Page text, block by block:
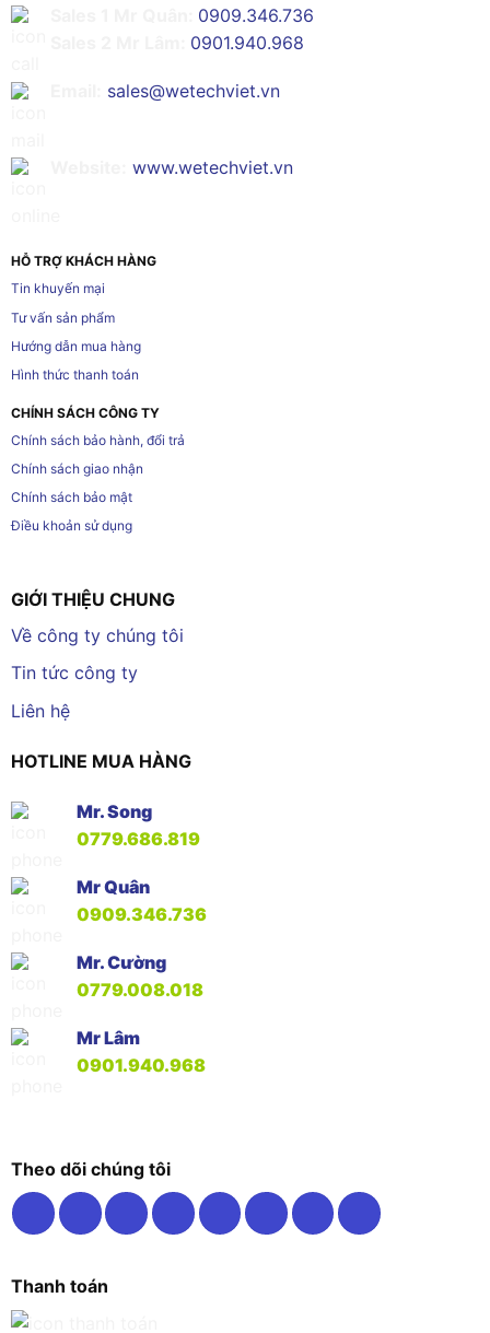
0909.346.736
0901.940.968
sales@wetechviet.vn
www.wetechviet.vn
HỖ TRỢ KHÁCH HÀNG
Tin khuyến mại
Tư vấn sản phẩm
Hướng dẫn mua hàng
Hình thức thanh toán
CHÍNH SÁCH CÔNG TY
Chính sách bảo hành, đổi trả
Chính sách giao nhận
Chính sách bảo mật
Điều khoản sử dụng
GIỚI THIỆU CHUNG
Về công ty chúng tôi
Tin tức công ty
Liên hệ
HOTLINE MUA HÀNG
Mr. Song
0779.686.819
Mr Quân
0909.346.736
Mr. Cường
0779.008.018
Mr Lâm
0901.940.968
Theo dõi chúng tôi
Thanh toán